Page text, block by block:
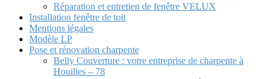
Réparation et entretien de fenêtre VELUX
Installation fenêtre de toit
Mentions légales
Modèle LP
Pose et rénovation charpente
Belly Couverture : votre entreprise de charpente à
Houilles – 78